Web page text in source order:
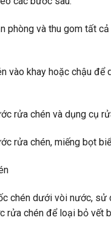
phòng và thu gom tất
vào khay hoặc chậu để
rửa chén và dụng cụ
rửa chén, miếng bọt
chén dưới vòi nước, sử
rửa chén để loại bỏ vết